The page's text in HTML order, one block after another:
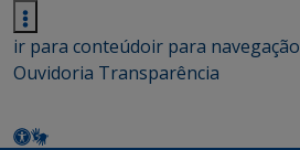
ir para conteúdoir para navegação
Ouvidoria Transparência